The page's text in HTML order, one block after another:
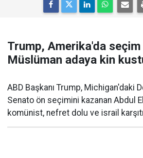
Trump, Amerika'da
Müslüman adaya kin
ABD Başkanı Trump, Michigan'daki
Senato ön seçimini kazanan Abdul
komünist, nefret dolu ve israil